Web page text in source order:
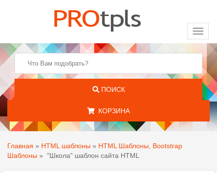
ПОИСК
КОРЗИНА
Главная » HTML шаблоны » HTML Шаблоны, Bootstrap
Шаблоны » "Школа" шаблон сайта HTML